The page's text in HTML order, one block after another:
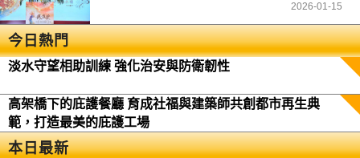
2026-01-15
今日熱門
淡水守望相助訓練 強化治安與防衛韌性
高架橋下的庇護餐廳 育成社福與建築師共創都市再生典
範，打造最美的庇護工場
本日最新